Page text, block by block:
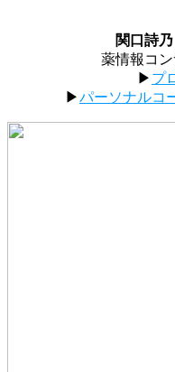
関口詩乃
薬情報コ
▶︎ プ
▶︎パーソナルコ